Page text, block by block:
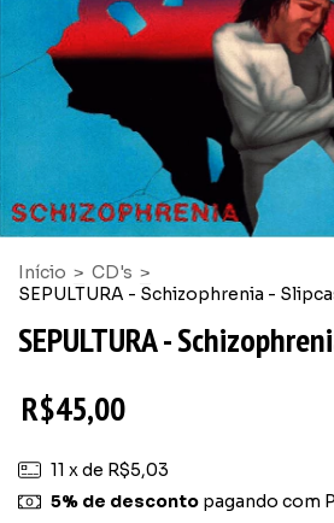
Início > CD's >
SEPULTURA - Schizophrenia -
SEPULTURA -
R$45,00
11 x de R$5,03
5% de descontopagando com